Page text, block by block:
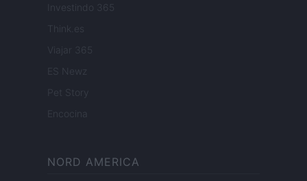
Investindo 365
Think.es
Viajar 365
ES Newz
Pet Story
Encocina
NORD AMERICA